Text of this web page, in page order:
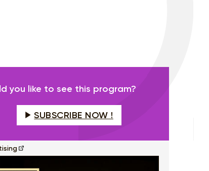
you like to see this program?
SUBSCRIBE NOW !